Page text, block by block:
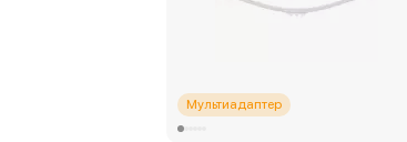
Мультиадаптер